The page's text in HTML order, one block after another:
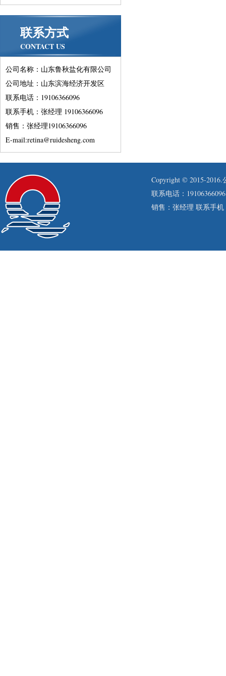
联系方式
CONTACT US
公司名称：山东鲁秋盐化有限公司
公司地址：山东滨海经济开发区
联系电话：19106366096
联系手机：张经理 19106366096
销售：张经理19106366096
E-mail:retina@ruidesheng.com
Copyright © 2015-
联系电话：19106366096
销售：张经理 联系手